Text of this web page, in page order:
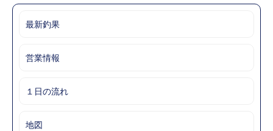
最新釣果
営業情報
１日の流れ
地図